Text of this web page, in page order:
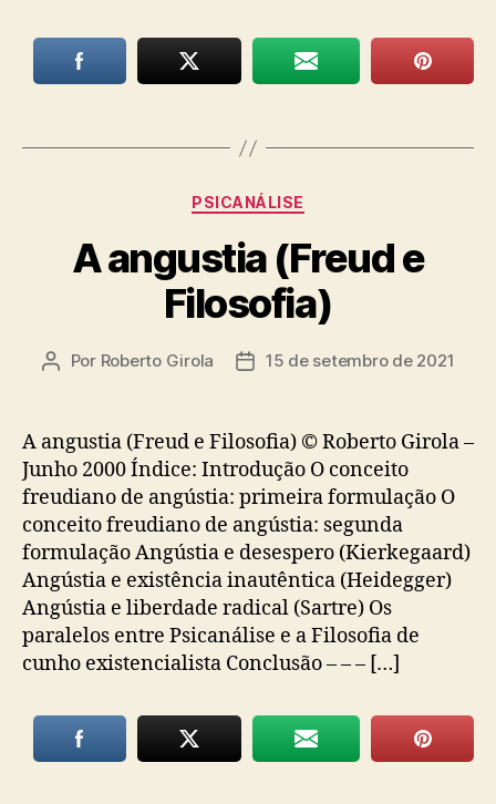
Categorias
PSICANÁLISE
A angustia (Freud e
Filosofia)
Autor
Por Roberto Girola
Data15 de setembro de 2021
A angustia (Freud e Filosofia) © Roberto Girola –
Junho 2000 Índice: Introdução O conceito
freudiano de angústia: primeira formulação O
conceito freudiano de angústia: segunda
formulação Angústia e desespero (Kierkegaard)
Angústia e existência inautêntica (Heidegger)
Angústia e liberdade radical (Sartre) Os
paralelos entre Psicanálise e a Filosofia de
cunho existencialista Conclusão – – – […]